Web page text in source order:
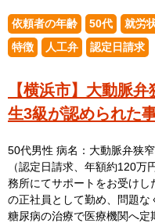
依頼者の年齢 50代 就労
特徴
人工弁 認定日請求
【横浜市】大動脈
生3級が認められた
50代男性 病名：大動脈弁狭
（認定日請求、年額約120
務所にてサポートをお受けし
の正社員として勤め、問題な
糖尿病の治療で医療機関へ